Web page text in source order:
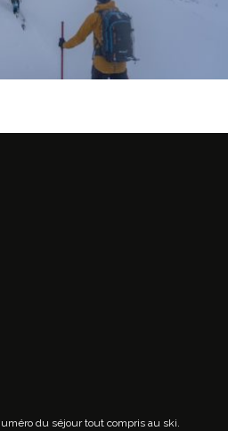
du séjour tout compris au ski.